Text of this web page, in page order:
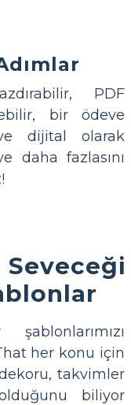
PDF
bir ödeve
dijital olarak
daha fazlasını
her konu için
takvimler
biliyor